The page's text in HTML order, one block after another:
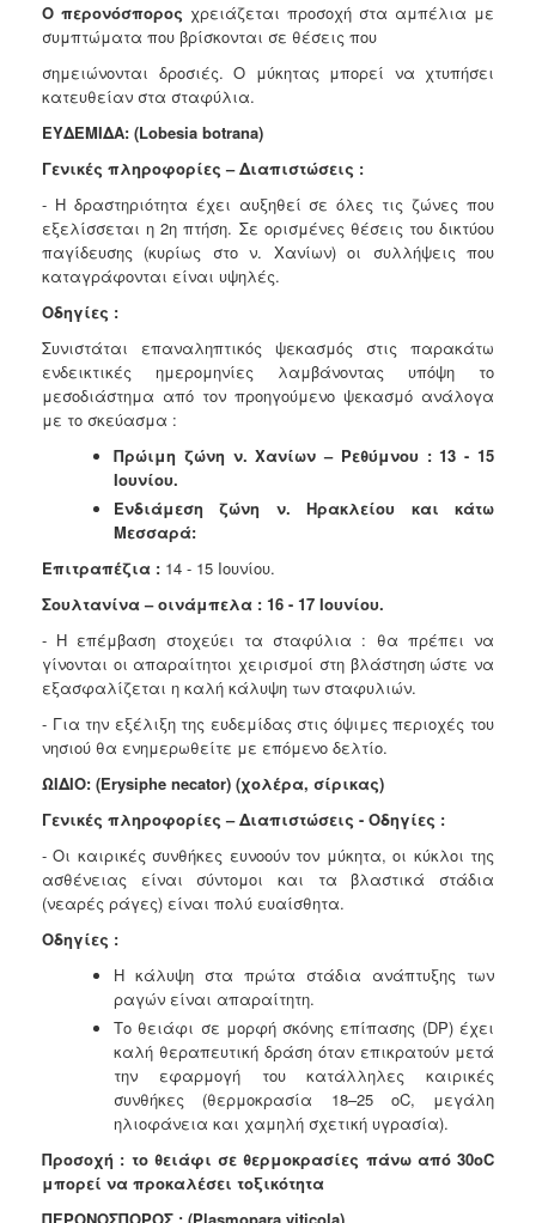
Ο περονόσπορος χρειάζεται προσοχή στα αμπέλια με
συμπτώματα που βρίσκονται σε θέσεις που
σημειώνονται δροσιές. Ο μύκητας μπορεί να χτυπήσει
κατευθείαν στα σταφύλια.
ΕΥΔΕΜΙΔΑ: (Lobesia botrana)
Γενικές πληροφορίες – Διαπιστώσεις :
- Η δραστηριότητα έχει αυξηθεί σε όλες τις ζώνες που
εξελίσσεται η 2η πτήση. Σε ορισμένες θέσεις του δικτύου
παγίδευσης (κυρίως στο ν. Χανίων) οι
συλλήψεις που
καταγράφονται είναι υψηλές.
Οδηγίες :
Συνιστάται επαναληπτικός ψεκασμός στις παρακάτω
ενδεικτικές
ημερομηνίες λαμβάνοντας υπόψη το
μεσοδιάστημα από τον προηγούμενο ψεκασμό ανάλογα
με το σκεύασμα :
Πρώιμη ζώνη ν. Χανίων – Ρεθύμνου : 13 - 15
Ιουνίου.
Ενδιάμεση ζώνη ν. Ηρακλείου και κάτω
Μεσσαρά:
Επιτραπέζια : 14 - 15 Ιουνίου.
Σουλτανίνα – οινάμπελα : 16 - 17 Ιουνίου.
- Η επέμβαση στοχεύει τα σταφύλια : θα πρέπει να
γίνονται οι απαραίτητοι χειρισμοί στη βλάστηση ώστε να
εξασφαλίζεται η καλή κάλυψη των σταφυλιών.
- Για την εξέλιξη της ευδεμίδας στις όψιμες περιοχές του
νησιού θα ενημερωθείτε με επόμενο δελτίο.
ΩΙΔΙΟ: (Erysiphe necator) (χολέρα, σίρικας)
Γενικές πληροφορίες – Διαπιστώσεις - Οδηγίες :
- Οι καιρικές συνθήκες ευνοούν τον μύκητα, οι κύκλοι της
ασθένειας είναι σύντομοι και τα βλαστικά στάδια
(νεαρές ράγες) είναι πολύ ευαίσθητα.
Οδηγίες :
Η κάλυψη στα πρώτα στάδια ανάπτυξης των
ραγών είναι απαραίτητη.
Το θειάφι σε μορφή σκόνης επίπασης (DP) έχει
καλή θεραπευτική δράση όταν επικρατούν μετά
την εφαρμογή του κατάλληλες καιρικές
συνθήκες (θερμοκρασία 18–25 οC, μεγάλη
ηλιοφάνεια και χαμηλή σχετική υγρασία).
Προσοχή : το θειάφι σε θερμοκρασίες πάνω από 30οC
μπορεί να προκαλέσει τοξικότητα